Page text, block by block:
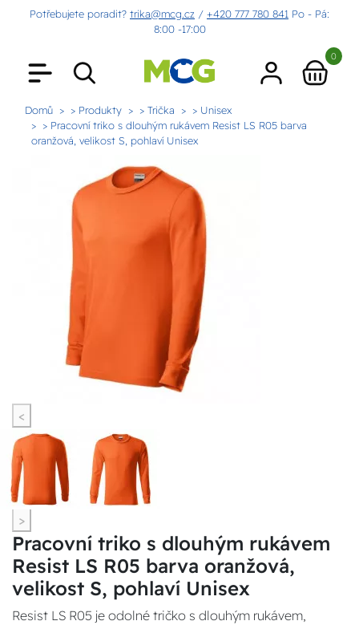
Potřebujete poradit? trika@mcg.cz / +420 777 780 841 Po - Pá:
8:00 -17:00
0
Domů > Produkty > Trička
> Unisex
> Pracovní triko s dlouhým rukávem Resist LS R05 barva
oranžová, velikost S, pohlaví Unisex
<
>
Pracovní triko s dlouhým rukávem
Resist LS R05 barva oranžová,
velikost S, pohlaví Unisex
Resist LS R05 je odolné tričko s dlouhým rukávem,